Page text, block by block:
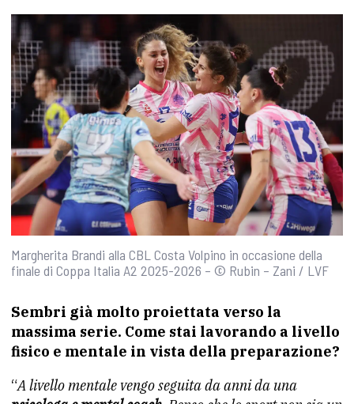
Margherita Brandi alla CBL Costa Volpino in occasione della
finale di Coppa Italia A2 2025-2026 – © Rubin – Zani / LVF
Sembri già molto proiettata verso la
massima serie. Come stai lavorando a livello
fisico e mentale in vista della preparazione?
“A livello mentale vengo seguita da anni da una